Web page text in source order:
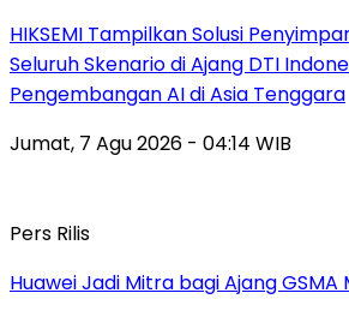
HIKSEMI Tampilkan Solusi
Seluruh Skenario di Ajang DTI
Pengembangan AI di Asia Tenggara
Jumat, 7 Agu 2026 - 04:14 WIB
Pers Rilis
Huawei Jadi Mitra bagi Ajang GSMA